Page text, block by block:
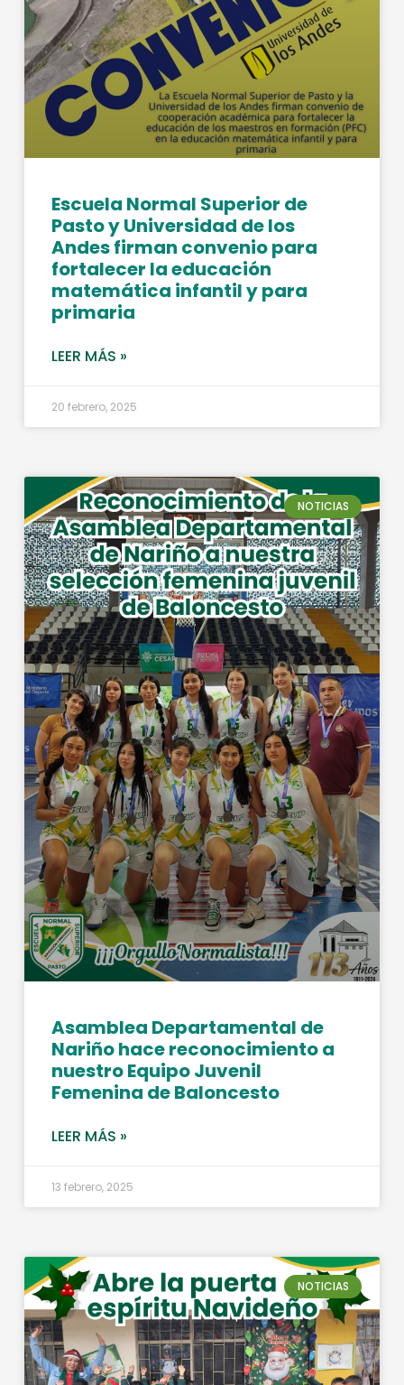
Escuela Normal Superior de
Pasto y Universidad de los
Andes firman convenio para
fortalecer la educación
matemática infantil y para
primaria
LEER MÁS »
20 febrero, 2025
NOTICIAS
Asamblea Departamental de
Nariño hace reconocimiento a
nuestro Equipo Juvenil
Femenina de Baloncesto
LEER MÁS »
13 febrero, 2025
NOTICIAS